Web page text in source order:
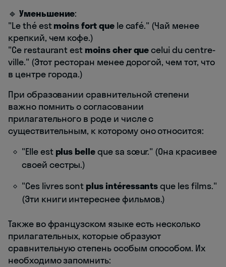
🔹 Уменьшение:
"Le thé estmoins fort quele café." (Чай менее
крепкий, чем кофе.)
"Ce restaurant est moins cher quecelui du centre-
ville." (Этот ресторан менее дорогой, чем тот, что
в центре города.)
При образовании сравнительной степени
важно помнить о согласовании
прилагательного в роде и числе с
существительным, к которому оно относится:
"Elle est plus belleque sa sœur." (Она красивее
своей сестры.)
"Ces livres sont plus intéressantsque les films."
(Эти книги интереснее фильмов.)
Также во французском языке есть несколько
прилагательных, которые образуют
сравнительную степень особым способом. Их
необходимо запомнить: